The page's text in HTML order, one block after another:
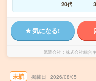
20代
気になる!
派遣会社 株式会社綜合
未読 掲載日 2026/08/05